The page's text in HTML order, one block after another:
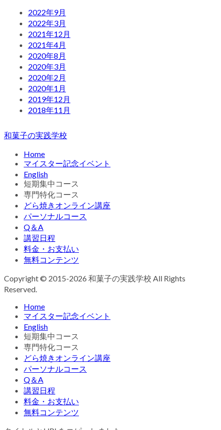
2022年9月
2022年3月
2021年12月
2021年4月
2020年8月
2020年3月
2020年2月
2020年1月
2019年12月
2018年11月
和菓子の実践学校
Home
マイスター記念イベント
English
短期集中コース
専門特化コース
どら焼きオンライン講座
パーソナルコース
Q＆A
講習日程
料金・お支払い
無料コンテンツ
Copyright © 2015-2026 和菓子の実践学校 All Rights
Reserved.
Home
マイスター記念イベント
English
短期集中コース
専門特化コース
どら焼きオンライン講座
パーソナルコース
Q＆A
講習日程
料金・お支払い
無料コンテンツ